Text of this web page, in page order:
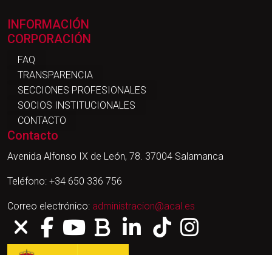
INFORMACIÓN
CORPORACIÓN
FAQ
TRANSPARENCIA
SECCIONES PROFESIONALES
SOCIOS INSTITUCIONALES
CONTACTO
Contacto
Avenida Alfonso IX de León, 78. 37004 Salamanca
Teléfono: +34 650 336 756
Correo electrónico: administracion@acal.es